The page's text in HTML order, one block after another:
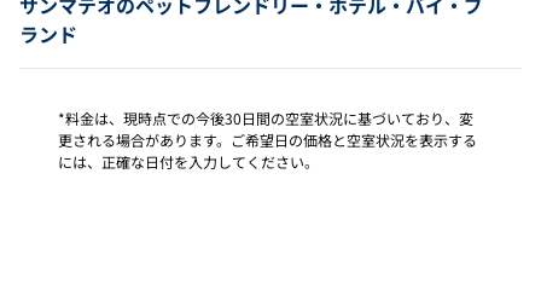
ランド
*料金は、現時点での今後30日間の空室状況に基づいており、変
更される場合があります。ご希望日の価格と空室状況を表示する
には、正確な日付を入力してください。